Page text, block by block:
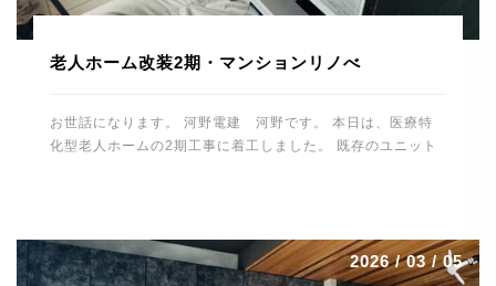
老人ホーム改装2期・マンションリノべ
お世話になります。 河野電建 河野です。 本日は、医療特
化型老人ホームの2期工事に着工しました。 既存のユニット
りがとうございました。 これから仕上げに向け、造作工事
電気工事、給排水工事とスムーズに進めるよう 段取りしてい
2026 / 03 / 05